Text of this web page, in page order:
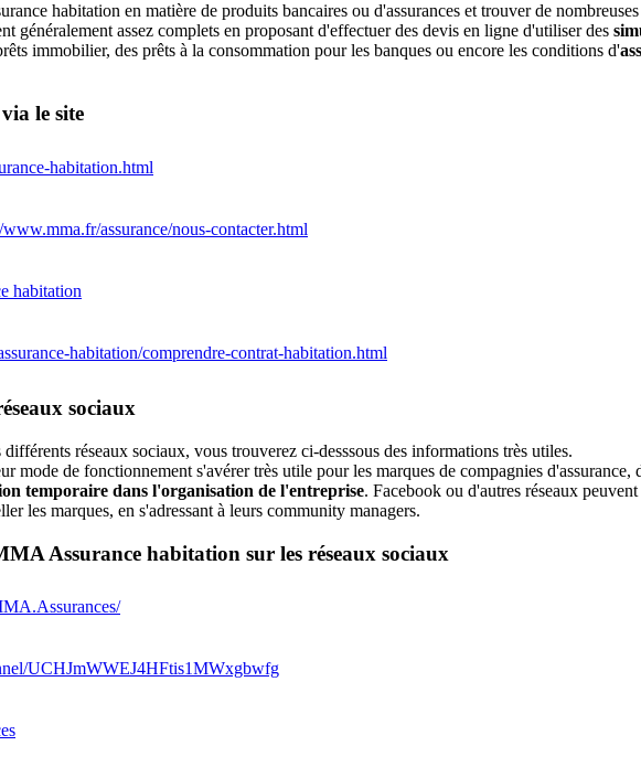
habitation en matière de produits bancaires ou d'assurances et trouver de
généralement assez complets en proposant d'effectuer des devis en ligne d'utiliser des
immobilier, des prêts à la consommation pour les banques ou encore les conditions d'
le site
habitation.html
assurance/nous-contacter.html
habitation
habitation/comprendre-contrat-habitation.html
sociaux
réseaux sociaux, vous trouverez ci-desssous des informations très utiles.
mode de fonctionnement s'avérer très utile pour les marques de compagnies
temporaire dans l'organisation de l'entreprise. Facebook ou d'autres réseaux
les marques, en s'adressant à leurs community managers.
Assurance habitation sur les réseaux sociaux
UCHJmWWEJ4HFtis1MWxgbwfg